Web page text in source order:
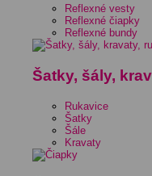
Reflexné vesty
Reflexné čiapky
Reflexné bundy
Šatky, šály,
Rukavice
Šatky
Šále
Kravaty